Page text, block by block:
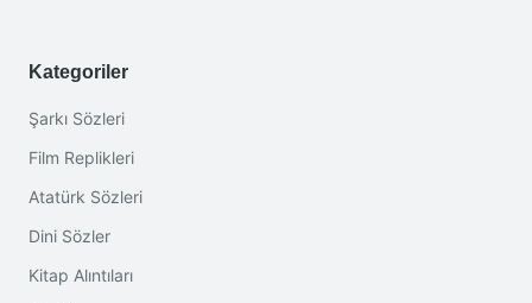
Kategoriler
Şarkı Sözleri
Film Replikleri
Atatürk Sözleri
Dini Sözler
Kitap Alıntıları